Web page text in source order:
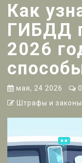
Как
ГИБДД
2026
мая, 24 2026
Штрафы и